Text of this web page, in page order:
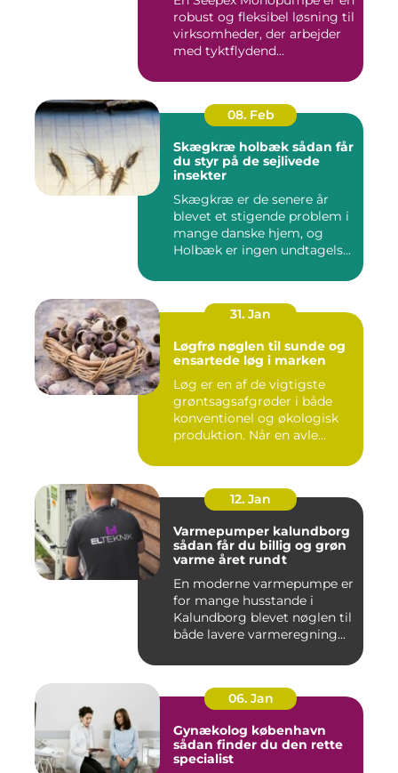
robust og fleksibel løsning til
virksomheder, der arbejder
med tyktflydend...
08. Feb
Skægkræ holbæk sådan får
du styr på de sejlivede
insekter
Skægkræ er de senere år
blevet et stigende problem i
mange danske hjem, og
Holbæk er ingen undtagels...
31. Jan
Løgfrø nøglen til sunde og
ensartede løg i marken
Løg er en af de vigtigste
grøntsagsafgrøder i både
konventionel og økologisk
produktion. Når en avle...
12. Jan
Varmepumper kalundborg
sådan får du billig og grøn
varme året rundt
En moderne varmepumpe er
for mange husstande i
Kalundborg blevet nøglen til
både lavere varmeregning...
06. Jan
Gynækolog københavn
sådan finder du den rette
specialist